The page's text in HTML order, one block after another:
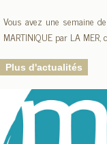
Vous avez une semaine
MARTINIQUE par LA
Plus d'actualités